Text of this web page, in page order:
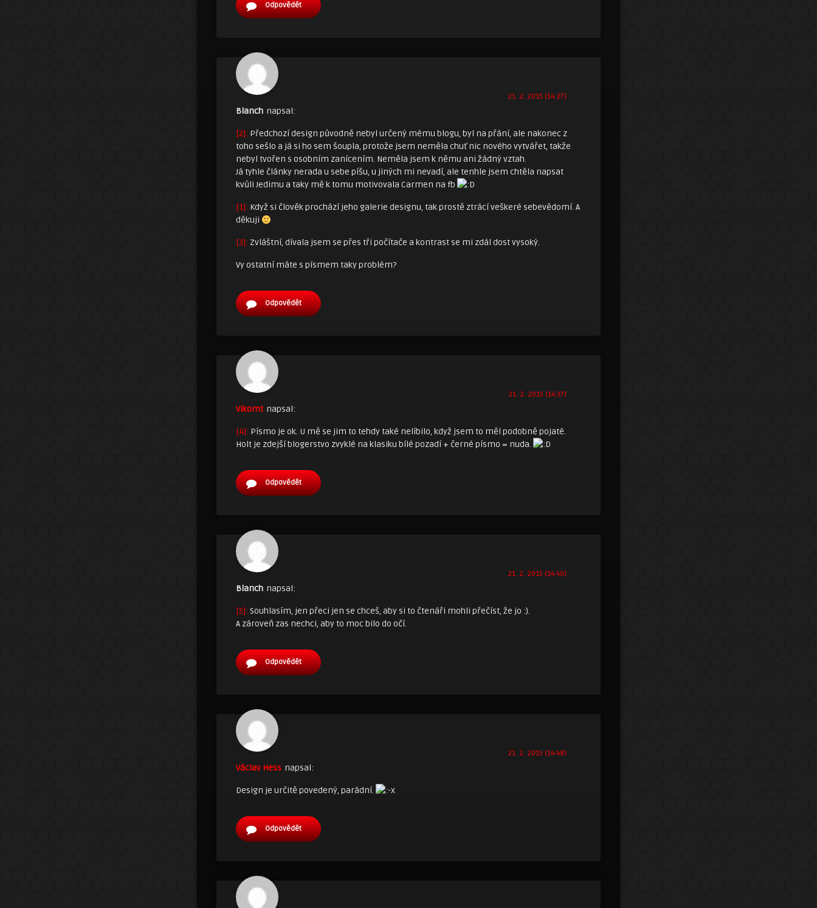
Odpovědět
Blanch napsal:
21. 2. 2015 (14:27)
[2]: Předchozí design původně nebyl určený mému blogu, byl na přání, ale nakonec z
toho sešlo a já si ho sem šoupla, protože jsem neměla chuť nic nového vytvářet, takže
nebyl tvořen s osobním zanícením. Neměla jsem k němu ani žádný vztah.
Já tyhle články nerada u sebe píšu, u jiných mi nevadí, ale tenhle jsem chtěla napsat
kvůli Jedimu a taky mě k tomu motivovala Carmen na fb
[1]: Když si člověk prochází jeho galerie designu, tak prostě ztrácí veškeré sebevědomí. A
děkuji
[3]: Zvláštní, dívala jsem se přes tři počítače a kontrast se mi zdál dost vysoký.
Vy ostatní máte s písmem taky problém?
Odpovědět
Vikomt napsal:
21. 2. 2015 (14:37)
[4]: Písmo je ok. U mě se jim to tehdy také nelíbilo, když jsem to měl podobně pojaté.
Holt je zdejší blogerstvo zvyklé na klasiku bílé pozadí + černé písmo = nuda.
Odpovědět
Blanch napsal:
21. 2. 2015 (14:40)
[5]: Souhlasím, jen přeci jen se chceš, aby si to čtenáři mohli přečíst, že jo :).
A zároveň zas nechci, aby to moc bilo do očí.
Odpovědět
Václav Hess napsal:
21. 2. 2015 (14:48)
Design je určitě povedený, parádní.
Odpovědět